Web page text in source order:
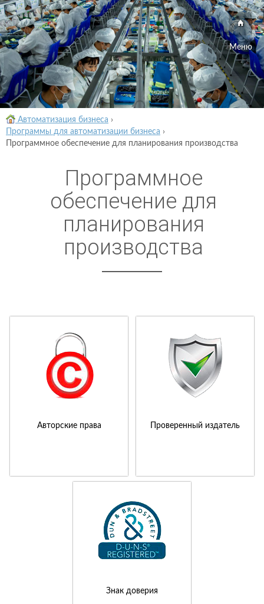
Меню
Автоматизация бизнеса ›
Программы для автоматизации бизнеса ›
Программное обеспечение для планирования производства
Программное
обеспечение для
планирования
производства
Авторские права Проверенный издатель
Знак доверия